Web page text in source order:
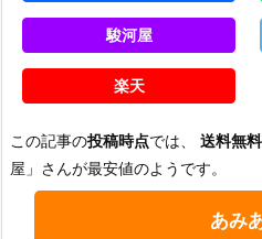
駿河屋
楽天
この記事の投稿時点では、 送料無料
屋」さんが最安値のようです。
あみ